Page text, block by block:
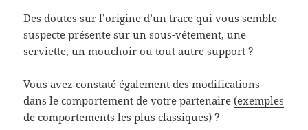
Des doutes sur l’origine d’un trace qui vous semble
suspecte présente sur un sous-vêtement, une
serviette, un mouchoir ou tout autre support ?
Vous avez constaté également des modifications
dans le comportement de votre partenaire(exemples
de comportements les plus classiques) ?